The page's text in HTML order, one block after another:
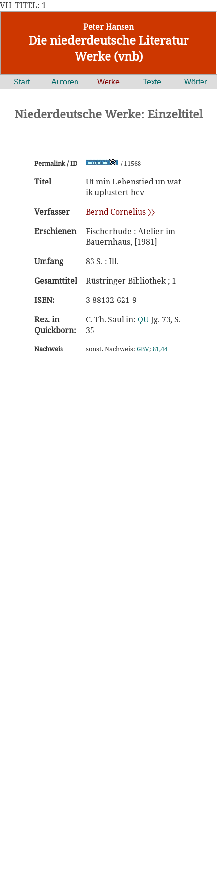
VH_TITEL: 1
Peter Hansen
Die niederdeutsche Literatur
Werke (vnb)
Start Autoren Werke Texte Wörter
Niederdeutsche Werke: Einzeltitel
Permalink / ID / 11568
Titel
Ut min Lebenstied un wat
ik uplustert hev
Verfasser
Bernd Cornelius 〉〉
Erschienen
Fischerhude : Atelier im
Bauernhaus, [1981]
Umfang
83 S. : Ill.
Gesamttitel
Rüstringer Bibliothek ; 1
ISBN:
3-88132-621-9
Rez. in
Quickborn:
C. Th. Saul in: QUJg. 73, S.
35
Nachweis sonst. Nachweis: GBV; 81,44